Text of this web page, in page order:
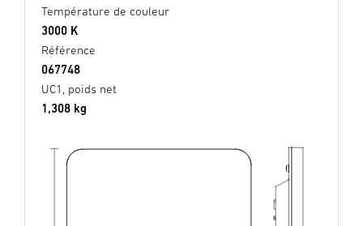
Température de couleur
3000 K
Référence
067748
UC1, poids net
1,308 kg